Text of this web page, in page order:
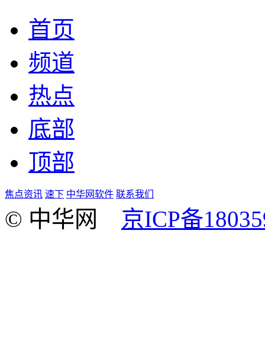
首页
频道
热点
底部
顶部
焦点资讯 速下 中华网软件 联系我们
© 中华网 京ICP备